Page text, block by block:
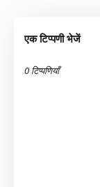
एक टिप्पणी भेजें
0 टिप्पणियाँ